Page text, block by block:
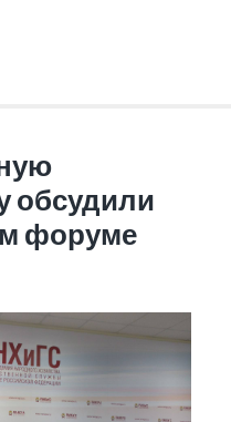
обсудили
форуме